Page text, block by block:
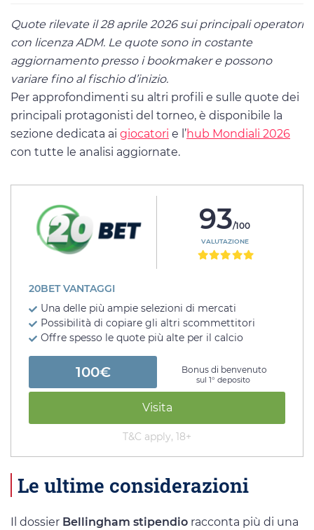
Quote rilevate il 28 aprile 2026 sui principali operatori
con licenza ADM. Le quote sono in costante
aggiornamento presso i bookmaker e possono
variare fino al fischio d’inizio.
Per approfondimenti su altri profili e sulle quote dei
principali protagonisti del torneo, è disponibile la
sezione dedicata ai giocatori e l’hub Mondiali 2026
con tutte le analisi aggiornate.
93/100
VALUTAZIONE
20BET VANTAGGI
Una delle più ampie selezioni di mercati
Possibilità di copiare gli altri scommettitori
Offre spesso le quote più alte per il calcio
100€ Bonus di benvenuto
sul 1° deposito
Visita
T&C apply, 18+
Le ultime considerazioni
Il dossier Bellingham stipendio racconta più di una